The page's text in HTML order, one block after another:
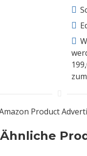
Product
Ähnliche